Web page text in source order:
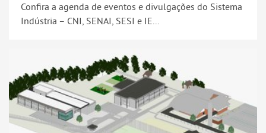
Confira a agenda de eventos e divulgações do Sistema
Indústria – CNI, SENAI, SESI e IE...